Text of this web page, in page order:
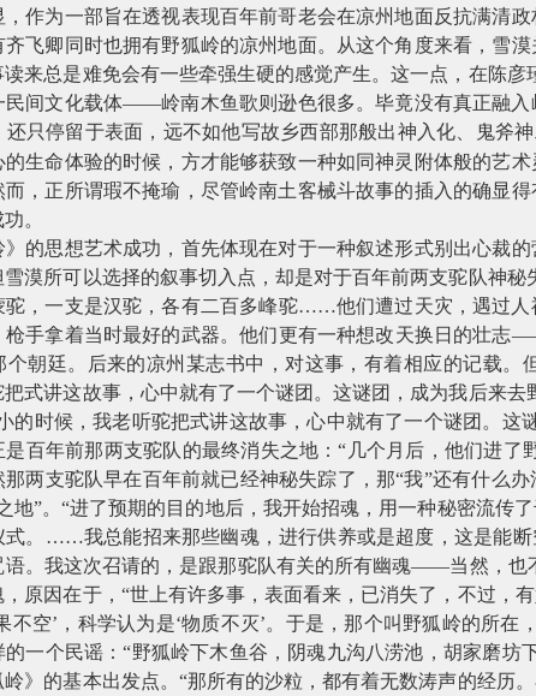
，作为一部旨在透视表现百年前哥老会在凉州地面反抗满清
齐飞卿同时也拥有野狐岭的凉州地面。从这个角度来看，雪
来总是难免会有一些牵强生硬的感觉产生。这一点，在陈
民间文化载体——岭南木鱼歌则逊色很多。毕竟没有真正融
还只停留于表面，远不如他写故乡西部那般出神入化、鬼斧
的生命体验的时候，方才能够获致一种如同神灵附体般的艺
，正所谓瑕不掩瑜，尽管岭南土客械斗故事的插入的确显
。
》的思想艺术成功，首先体现在对于一种叙述形式别出心裁
漠所可以选择的叙事切入点，却是对于百年前两支驼队神
驼，一支是汉驼，各有二百多峰驼……他们遭过天灾，遇过
枪手拿着当时最好的武器。他们更有一种想改天换日的壮志
个朝廷。后来的凉州某志书中，对这事，有着相应的记载
式讲这故事，心中就有了一个谜团。这谜团，成为我后来
的时候，我老听驼把式讲这故事，心中就有了一个谜团。这
是百年前那两支驼队的最终消失之地：“几个月后，他们进了
两支驼队早在百年前就已经神秘失踪了，那“我”还有什么
地”。“进了预期的目的地后，我开始招魂，用一种秘密流传
式。……我总能招来那些幽魂，进行供养或是超度，这是能
语。我这次召请的，是跟那驼队有关的所有幽魂——当然，也
，原因在于，“世上有许多事，表面看来，已消失了，不过，
不空’，科学认为是‘物质不灭’。于是，那个叫野狐岭的所
的一个民谣：“野狐岭下木鱼谷，阴魂九沟八涝池，胡家磨
》的基本出发点。“那所有的沙粒，都有着无数涛声的经历